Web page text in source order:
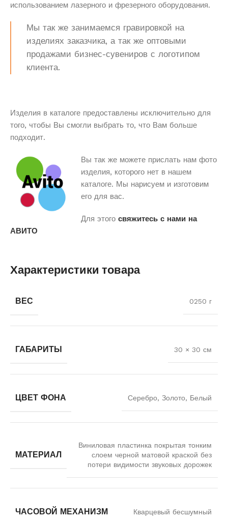
использованием лазерного и фрезерного оборудования.
Мы так же занимаемся гравировкой на
изделиях заказчика, а так же оптовыми
продажами бизнес-сувениров с логотипом
клиента.
Изделия в каталоге предоставлены исключительно для
того, чтобы Вы смогли выбрать то, что Вам больше
подходит.
Вы так же можете прислать нам фото
изделия, которого нет в нашем
каталоге. Мы нарисуем и изготовим
его для вас.
Для этого свяжитесь с нами на
АВИТО
Характеристики товара
ВЕС 0250 г
ГАБАРИТЫ 30 × 30 см
ЦВЕТ ФОНА Серебро, Золото, Белый
МАТЕРИАЛ
Виниловая пластинка покрытая тонким
слоем черной матовой краской без
потери видимости звуковых дорожек
ЧАСОВОЙ МЕХАНИЗМ Кварцевый бесшумный